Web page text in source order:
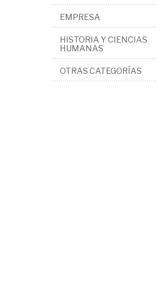
EMPRESA
HISTORIA Y CIENCIAS
HUMANAS
OTRAS CATEGORÍAS